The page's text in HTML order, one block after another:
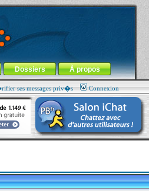
Dossiers À propos
ses messages priv�s Connexion